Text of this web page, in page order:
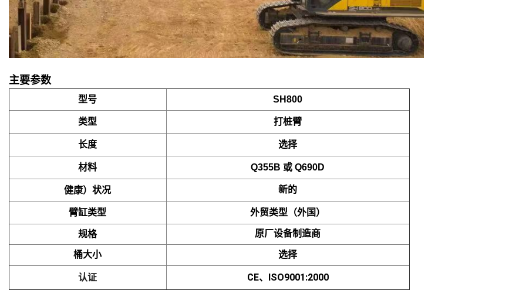
主要参数
型号 SH800
类型 打桩臂
长度 选择
材料 Q355B 或 Q690D
健康）状况 新的
臂缸类型 外贸类型（外国）
规格
原厂设备制造商
桶大小
选择
认证 CE、ISO9001:2000